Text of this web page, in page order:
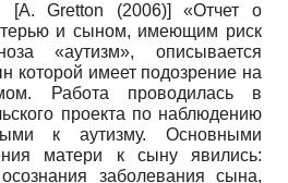
[A. Gretton (2006)]
«Отчет о
и сыном, имеющим риск
«аутизм», описывается
которой имеет подозрение на
Работа проводилась в
проекта по наблюдению
к аутизму. Основными
матери к сыну явились:
заболевания сына,